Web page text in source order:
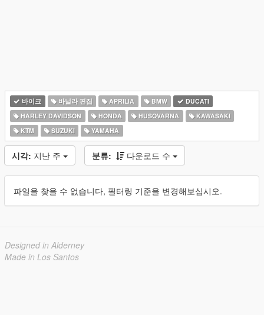
바이크 바닐라 편집 APRILIA BMW
DUCATI
HARLEY DAVIDSON
HONDA HUSQVARNA
KAWASAKI
KTM
SUZUKI YAMAHA
시각: 지난 주 분류: 다운로드 수
파일을 찾을 수 없습니다, 필터링 기준을 변경해보십시오.
Designed in Alderney
Made in Los Santos